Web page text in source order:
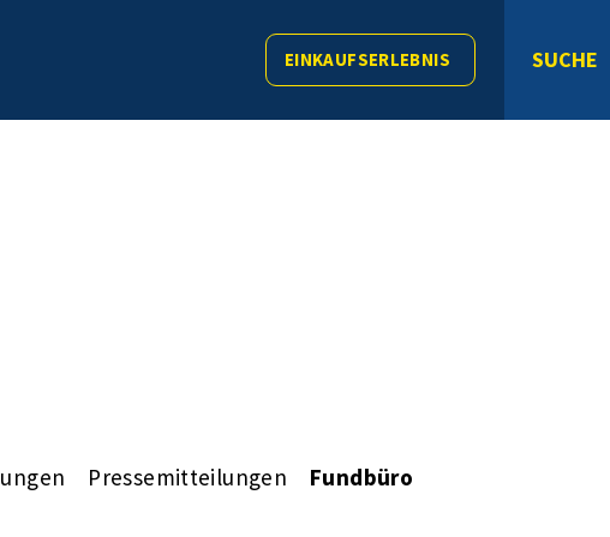
EINKAUFSERLEBNIS SUCHE
Pressemitteilungen Fundbüro